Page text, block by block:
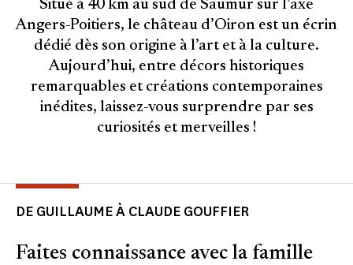
Situé à 40 km au sud de Saumur sur l’axe
Angers-Poitiers, le château d’Oiron est un écrin
dédié dès son origine à l’art et à la culture.
Aujourd’hui, entre décors historiques
remarquables et créations contemporaines
inédites, laissez-vous surprendre par ses
curiosités et merveilles !
DE GUILLAUME À CLAUDE GOUFFIER
Faites connaissance avec la famille